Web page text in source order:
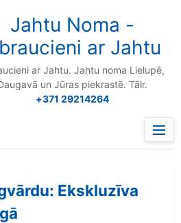
Jahtu Noma -
ar Jahtu
ar Jahtu. Jahtu noma Lielupē,
un Jūras piekrastē. Tālr.
+371 29214264
Menu
Ekskluzīva